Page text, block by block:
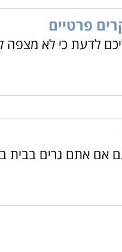
פרטיים
לדעת כי לא מצפה
אם אתם גרים בבית